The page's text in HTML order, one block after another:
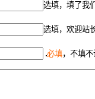
选填，填了我
选填，欢迎站
必填，不填